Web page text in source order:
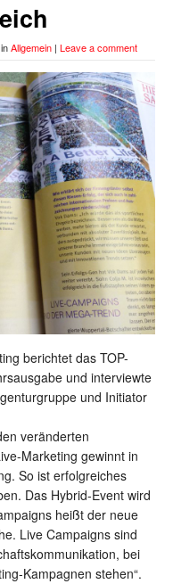
inAllgemein | Leave a comment
berichtet das TOP-
und interviewte
und Initiator
veränderten
Marketing gewinnt in
So ist erfolgreiches
Das Hybrid-Event wird
heißt der neue
Live Campaigns sind
bei
Kampagnen stehen“.